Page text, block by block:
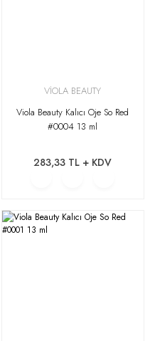
VİOLA BEAUTY
Viola Beauty Kalıcı Oje So Red
#0004 13 ml
283,33 TL + KDV